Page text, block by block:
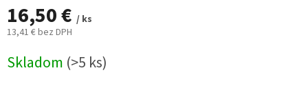
16,50 € / ks
13,41 € bez DPH
cena:
Skladom (>5 ks)